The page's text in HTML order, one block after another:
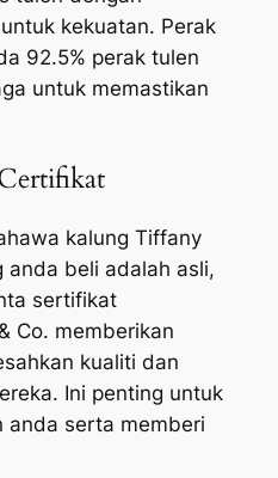
kekuatan. Perak
92.5% perak tulen
untuk memastikan
kalung Tiffany
anda beli adalah asli,
sertifikat
Co. memberikan
kualiti dan
Ini penting untuk
anda serta memberi